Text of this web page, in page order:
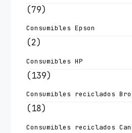
(79)
Consumibles Epson
(2)
Consumibles HP
(139)
Consumibles reciclados
(18)
Consumibles reciclados